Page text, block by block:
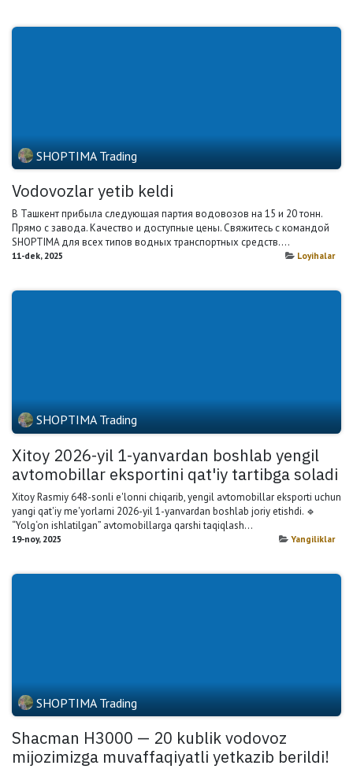
SHOPTIMA Trading
Vodovozlar yetib keldi
В Ташкент прибыла следующая партия водовозов на 15 и 20 тонн.
Прямо с завода. Качество и доступные цены. Свяжитесь с командой
SHOPTIMA для всех типов водных транспортных средств....
11-dek, 2025 Loyihalar
SHOPTIMA Trading
Xitoy 2026-yil 1-yanvardan boshlab yengil
avtomobillar eksportini qat'iy tartibga soladi
Xitoy Rasmiy 648-sonli e'lonni chiqarib, yengil avtomobillar eksporti uchun
yangi qat'iy me'yorlarni 2026-yil 1-yanvardan boshlab joriy etishdi. 🔹
“Yolg‘on ishlatilgan” avtomobillarga qarshi taqiqlash...
19-noy, 2025 Yangiliklar
SHOPTIMA Trading
Shacman H3000 — 20 kublik vodovoz
mijozimizga muvaffaqiyatli yetkazib berildi!